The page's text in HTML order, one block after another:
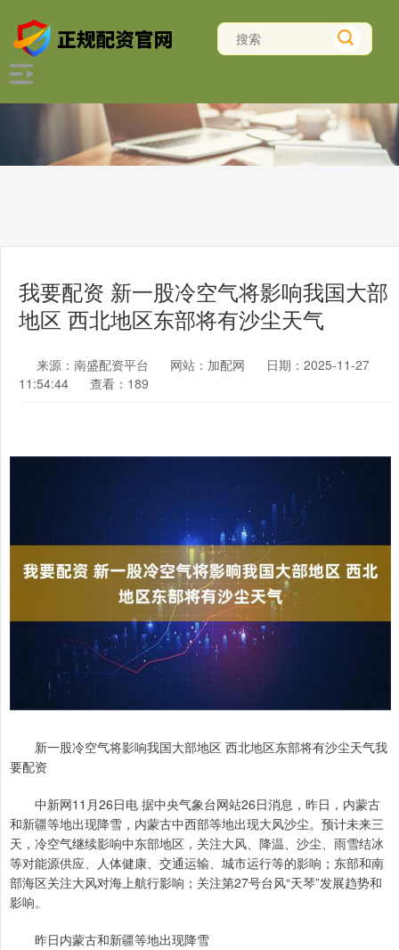
我要配资 新一股冷空气将影响我国大部
地区 西北地区东部将有沙尘天气
来源：南盛配资平台 网站：加配网
日期：2025-11-27
11:54:44
查看：189
新一股冷空气将影响我国大部地区 西北地区东部将有沙尘天气我
要配资
中新网11月26日电 据中央气象台网站26日消息，昨日，内蒙古
和新疆等地出现降雪，内蒙古中西部等地出现大风沙尘。预计未来三
天，冷空气继续影响中东部地区，关注大风、降温、沙尘、雨雪结冰
等对能源供应、人体健康、交通运输、城市运行等的影响；东部和南
部海区关注大风对海上航行影响；关注第27号台风“天琴”发展趋势和
影响。
昨日内蒙古和新疆等地出现降雪